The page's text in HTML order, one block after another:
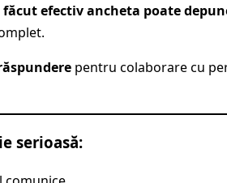
efectiv ancheta poate
pentru colaborare cu
serioasă: